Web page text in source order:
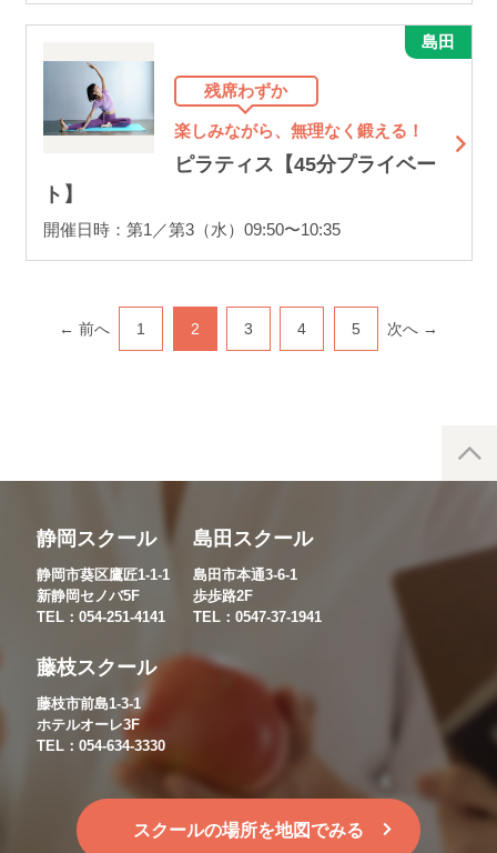
残席わずか
楽しみながら、無理なく鍛える！
ピラティス【45分プライベー
ト】
開催日時：第1／第3（水）09:50〜10:35
島田
← 前へ 1 2 3 4 5 次へ →
静岡スクール
静岡市葵区鷹匠1-1-1
新静岡セノバ5F
TEL：054-251-4141
島田スクール
島田市本通3-6-1
歩歩路2F
TEL：0547-37-1941
藤枝スクール
藤枝市前島1-3-1
ホテルオーレ3F
TEL：054-634-3330
スクールの場所を地図でみる